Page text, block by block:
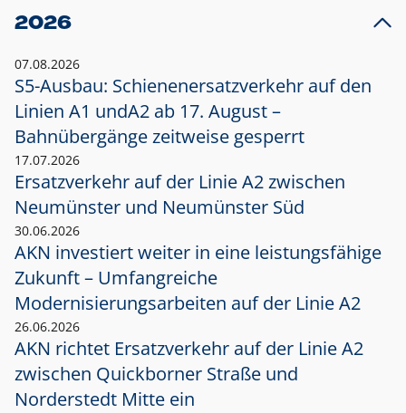
2026
07.08.2026
S5-Ausbau: Schienenersatzverkehr auf den
Linien A1 undA2 ab 17. August –
Bahnübergänge zeitweise gesperrt
17.07.2026
Ersatzverkehr auf der Linie A2 zwischen
Neumünster und Neumünster Süd
30.06.2026
AKN investiert weiter in eine leistungsfähige
Zukunft – Umfangreiche
Modernisierungsarbeiten auf der Linie A2
26.06.2026
AKN richtet Ersatzverkehr auf der Linie A2
zwischen Quickborner Straße und
Norderstedt Mitte ein